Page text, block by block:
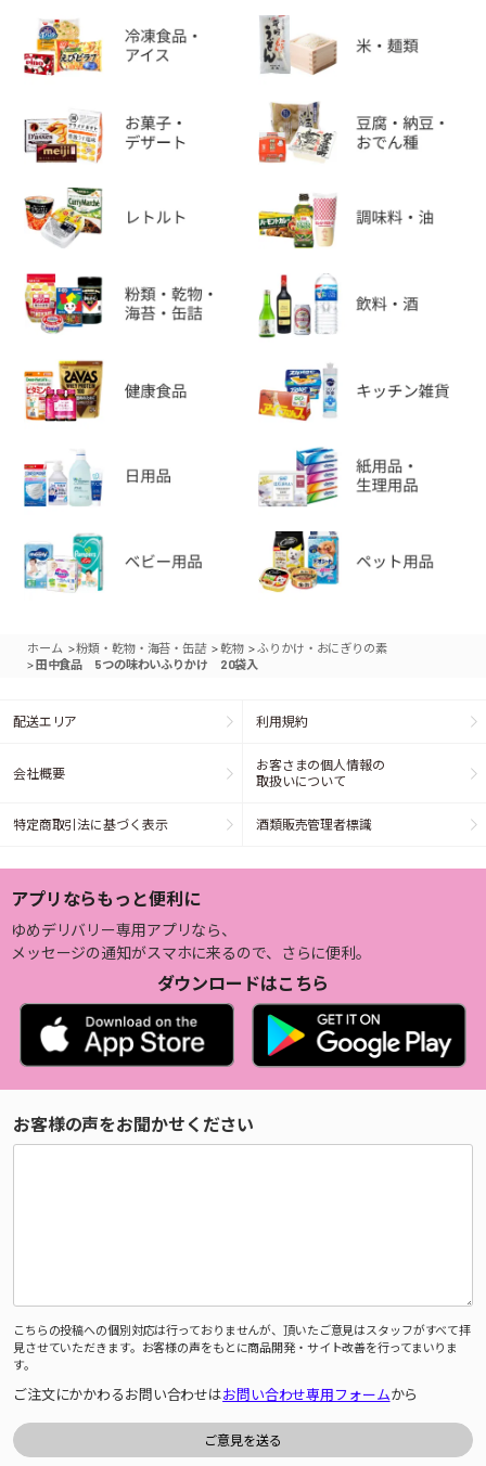
ホーム >粉類・乾物・海苔・缶詰 >乾物 >ふりかけ・おにぎりの素
> 田中食品 5つの味わいふりかけ 20袋入
配送エリア 利用規約
会社概要
お客さまの個人情報の
取扱いについて
特定商取引法に基づく表示 酒類販売管理者標識
アプリならもっと便利に
ゆめデリバリー専用アプリなら、
メッセージの通知がスマホに来るので、さらに便利。
ダウンロードはこちら
お客様の声をお聞かせください
こちらの投稿への個別対応は行っておりませんが、頂いたご意見はスタッフがすべて拝
見させていただきます。お客様の声をもとに商品開発・サイト改善を行ってまいりま
す。
ご注文にかかわるお問い合わせはお問い合わせ専用フォームから